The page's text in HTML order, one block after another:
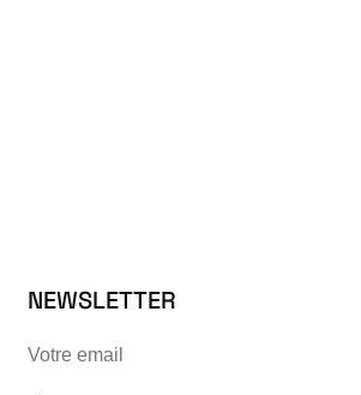
NEWSLETTER